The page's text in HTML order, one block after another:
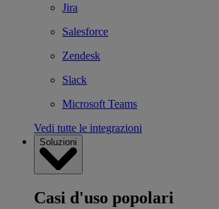
Jira
Salesforce
Zendesk
Slack
Microsoft Teams
Vedi tutte le integrazioni
Soluzioni
Casi d'uso popolari